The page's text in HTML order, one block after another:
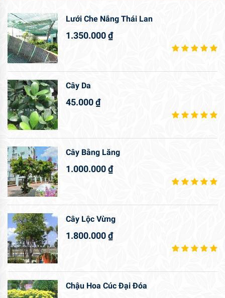
Lưới Che Nắng Thái Lan
1.350.000₫
Cây Da
45.000₫
Cây Bằng Lăng
1.000.000₫
Cây Lộc Vừng
1.800.000₫
Chậu Hoa Cúc Đại Đóa